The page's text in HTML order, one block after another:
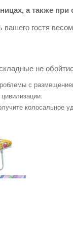
а также при
гостя весом
не
с
колосальное